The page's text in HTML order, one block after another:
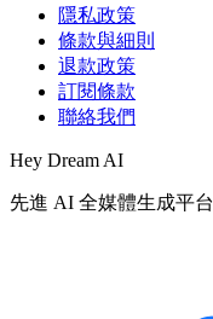
隱私政策
條款與細則
退款政策
訂閱條款
聯絡我們
Hey Dream AI
先進 AI 全媒體生成平台